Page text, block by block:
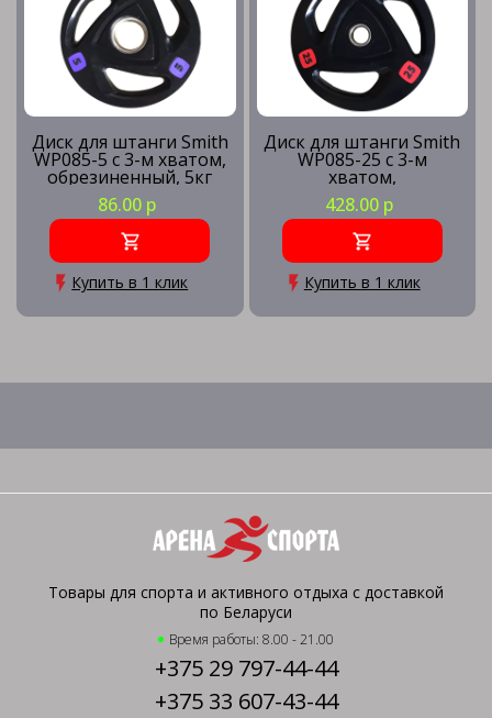
Диск для штанги Smith
WP085-5 c 3-м хватом,
обрезиненный, 5кг
86.00 р
Купить в 1 клик
Диск для штанги Smith
WP085-25 c 3-м
хватом,
обрезиненный, 25кг
428.00 р
Купить в 1 клик
Товары для спорта и активного отдыха с доставкой
по Беларуси
Время работы: 8.00 - 21.00
+375 29 797-44-44
+375 33 607-43-44